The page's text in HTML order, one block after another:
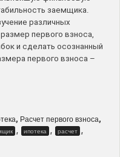
заемщика.
различных
первого взноса,
и сделать осознанный
первого взноса –
, Расчет первого взноса,
, ипотека , расчет ,